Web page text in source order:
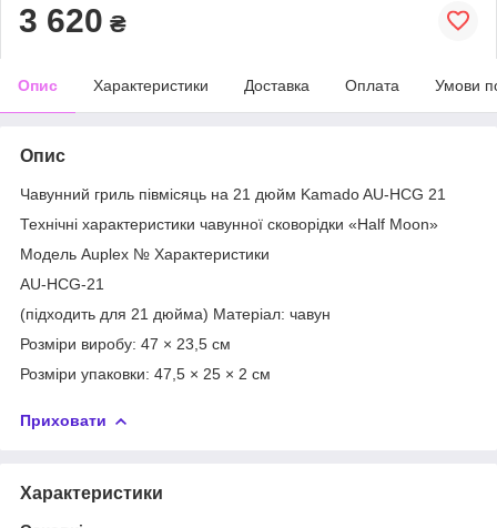
3 620 ₴
Опис Характеристики Доставка Оплата Умови
Опис
Чавунний гриль півмісяць на 21 дюйм Kamado AU-HCG 21
Технічні характеристики чавунної сковорідки «Half Moon»
Модель Auplex № Характеристики
AU-HCG-21
(підходить для 21 дюйма) Матеріал: чавун
Розміри виробу: 47 × 23,5 см
Розміри упаковки: 47,5 × 25 × 2 см
Приховати
Характеристики